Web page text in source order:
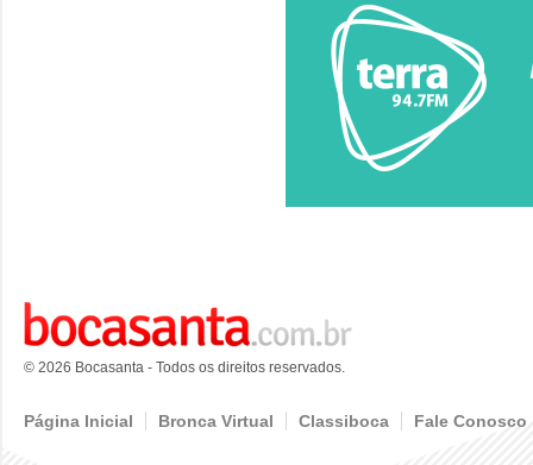
© 2026 Bocasanta - Todos os direitos reservados.
Página Inicial Bronca Virtual Classiboca Fale Conosco